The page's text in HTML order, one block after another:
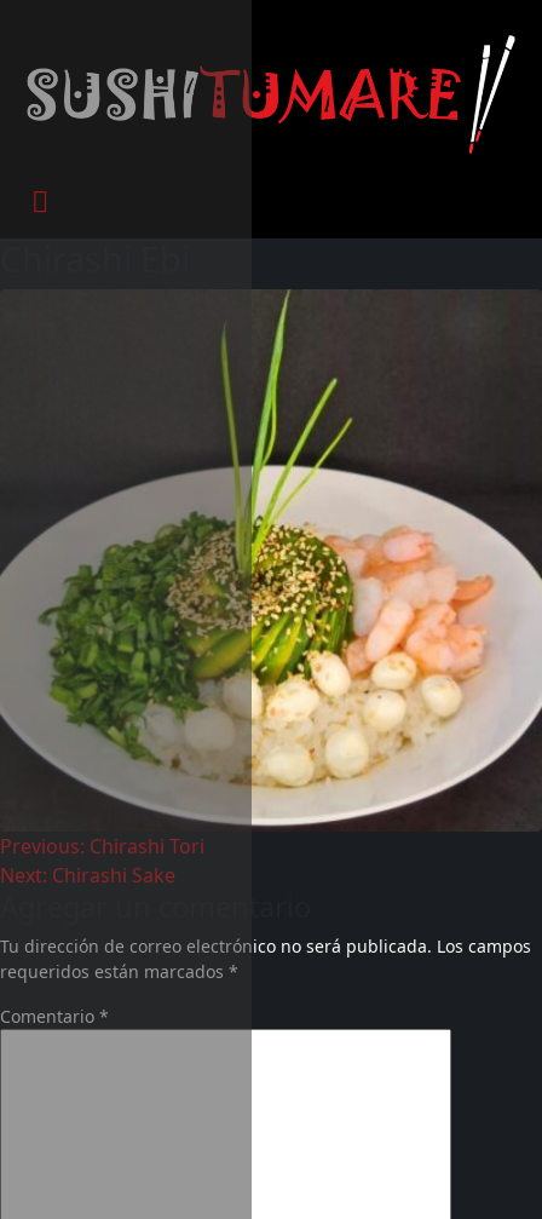
Previous: Chirashi Tori
Next: Chirashi Sake
Tu dirección de correo electrónico no será publicada. Los campos
requeridos están marcados *
Comentario *